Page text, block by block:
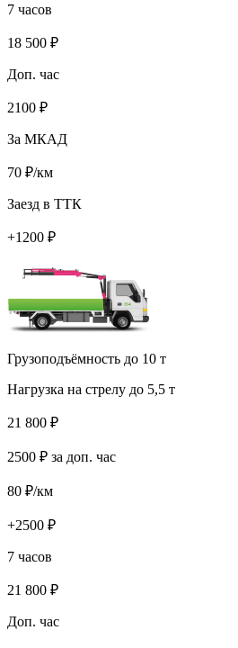
7 часов
18 500 ₽
Доп. час
2100 ₽
За МКАД
70 ₽/км
Заезд в ТТК
+1200 ₽
Грузоподъёмность до 10 т
Нагрузка на стрелу до 5,5 т
21 800 ₽
2500 ₽ за доп. час
80 ₽/км
+2500 ₽
7 часов
21 800 ₽
Доп. час